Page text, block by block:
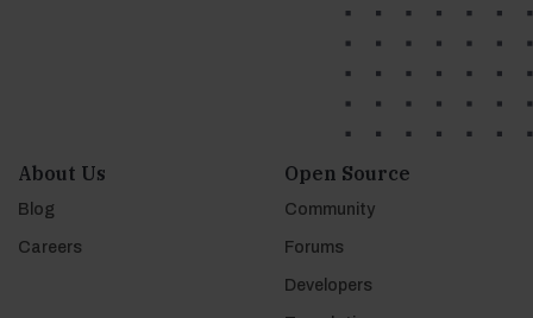
About Us
Blog
Careers
Open Source
Community
Forums
Developers